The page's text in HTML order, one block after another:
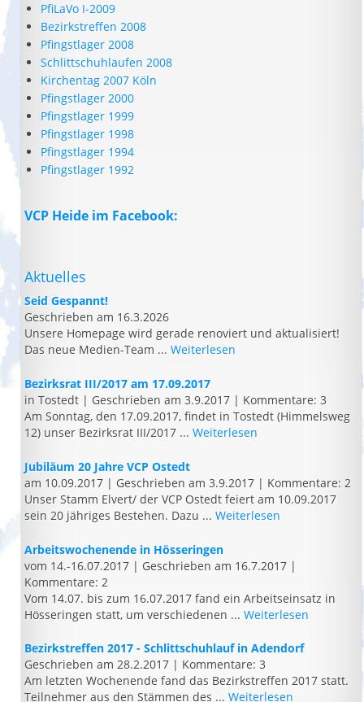
PfiLaVo I-2009
Bezirkstreffen 2008
Pfingstlager 2008
Schlittschuhlaufen 2008
Kirchentag 2007 Köln
Pfingstlager 2000
Pfingstlager 1999
Pfingstlager 1998
Pfingstlager 1994
Pfingstlager 1992
VCP Heide im Facebook:
Aktuelles
Seid Gespannt!
Geschrieben am 16.3.2026
Unsere Homepage wird gerade renoviert und aktualisiert!
Das neue Medien-Team ... Weiterlesen
Bezirksrat III/2017 am 17.09.2017
in Tostedt | Geschrieben am 3.9.2017 | Kommentare: 3
Am Sonntag, den 17.09.2017, findet in Tostedt (Himmelsweg
12) unser Bezirksrat III/2017 ... Weiterlesen
Jubiläum 20 Jahre VCP Ostedt
am 10.09.2017 | Geschrieben am 3.9.2017 | Kommentare: 2
Unser Stamm Elvert/ der VCP Ostedt feiert am 10.09.2017
sein 20 jähriges Bestehen. Dazu ... Weiterlesen
Arbeitswochenende in Hösseringen
vom 14.-16.07.2017 | Geschrieben am 16.7.2017 |
Kommentare: 2
Vom 14.07. bis zum 16.07.2017 fand ein Arbeitseinsatz in
Hösseringen statt, um verschiedenen ... Weiterlesen
Bezirkstreffen 2017 - Schlittschuhlauf in Adendorf
Geschrieben am 28.2.2017 | Kommentare: 3
Am letzten Wochenende fand das Bezirkstreffen 2017 statt.
Teilnehmer aus den Stämmen des ... Weiterlesen